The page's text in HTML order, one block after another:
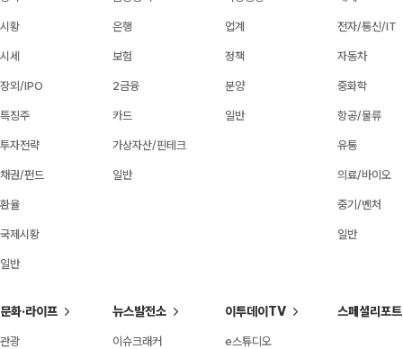
시황
시세
장외/IPO
특징주
투자전략
채권/펀드
환율
국제시황
일반
은행
보험
2금융
카드
가상자산/핀테크
일반
업계
정책
분양
일반
전자/통신/IT
자동차
중화학
항공/물류
유통
의료/바이오
중기/벤처
일반
문화·라이프
관광
뉴스발전소
이슈크래커
이투데이TV
e스튜디오
스페셜리포트